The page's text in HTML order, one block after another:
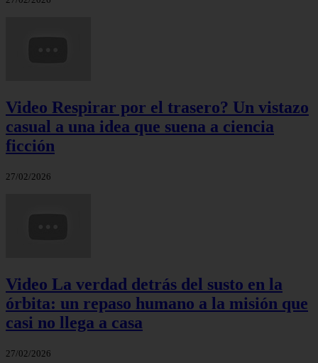
Video Respirar por el trasero? Un vistazo
casual a una idea que suena a ciencia
ficción
27/02/2026
Video La verdad detrás del susto en la
órbita: un repaso humano a la misión que
casi no llega a casa
27/02/2026